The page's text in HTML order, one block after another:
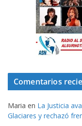
Comentarios
Maria en La Justicia
Glaciares y rechazó